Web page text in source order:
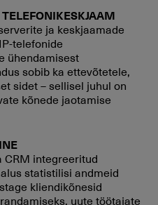
ja keskjaamade
telefonide
ühendamisest
sobib ka ettevõtetele,
sidet – sellisel juhul on
kõnede jaotamise
CRM integreeritud
statistilisi andmeid
kliendikõnesid
uute töötajate